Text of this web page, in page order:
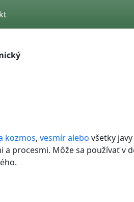
kozmos, vesmíralebo všetky
procesmi. Môže sa používať v